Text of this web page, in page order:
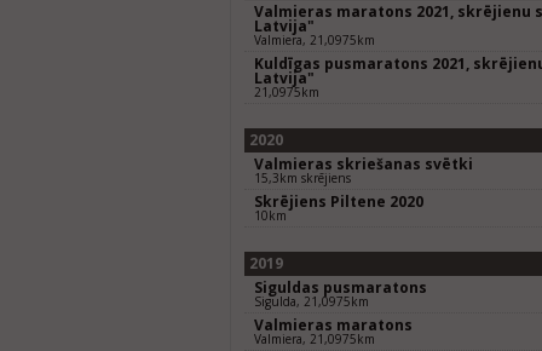
Valmieras maratons 2021, skrējienu
Latvija"
Valmiera, 21,0975km
Kuldīgas pusmaratons 2021,
Latvija"
21,0975km
2020
Valmieras skriešanas svētki
15,3km skrējiens
Skrējiens Piltene 2020
10km
2019
Siguldas pusmaratons
Sigulda, 21,0975km
Valmieras maratons
Valmiera, 21,0975km